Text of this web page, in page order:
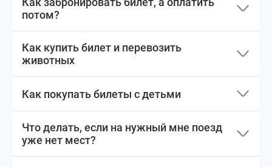
потом?
Как купить билет и перевозить
животных
Как покупать билеты с детьми
Что делать, если на нужный мне поезд
уже нет мест?